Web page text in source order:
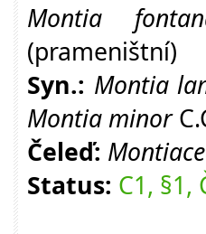
Montia
(prameništní)
Syn.: Montia
Montia minor
Čeleď:
Status: C1, §1,